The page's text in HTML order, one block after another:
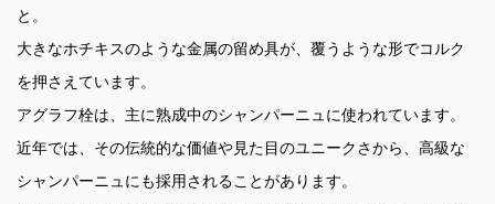
と。
大きなホチキスのような金属の留め具が、覆うような形でコルク
を押さえています。
アグラフ栓は、主に熟成中のシャンパーニュに使われています。
近年では、その伝統的な価値や見た目のユニークさから、高級な
シャンパーニュにも採用されることがあります。